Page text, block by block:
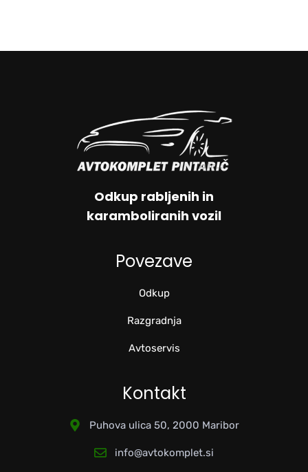
Odkup rabljenih in
karamboliranih vozil
Povezave
Odkup
Razgradnja
Avtoservis
Kontakt
Puhova ulica 50, 2000 Maribor
info@avtokomplet.si